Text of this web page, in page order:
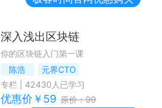
深入浅出区块链
你的区块链入门第一课
陈浩
元界CTO
专栏
42430人已学习
优惠价￥ 59 原价：99